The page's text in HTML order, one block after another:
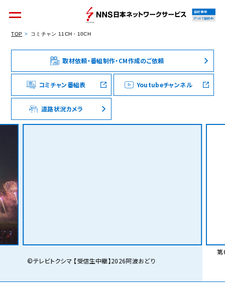
個人のお客様 集合住宅オーナーの方
法人のお客様 料金シミュレーション
接続情報
IPv4で接続中
TOP コミチャン 11CH・10CH
取材依頼・番組制作・CM作成のご依頼
コミチャン番組表 Youtubeチャンネル
道路状況カメラ
©テレビトクシマ 【受信生中継】2026阿波おどり
第